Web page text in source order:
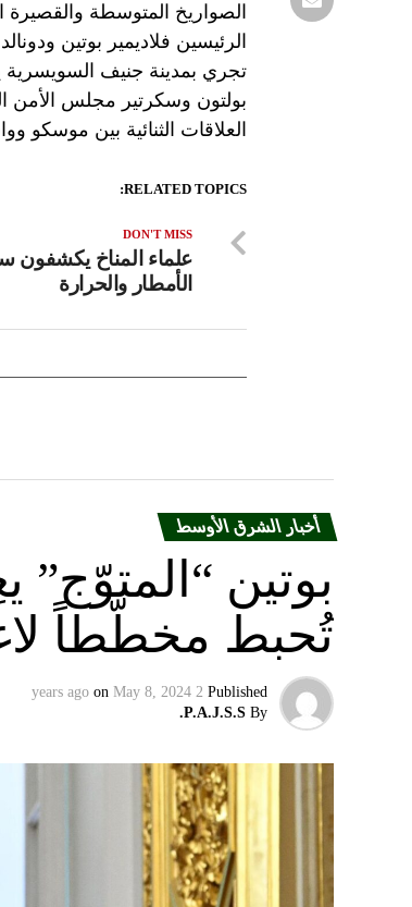
الصواريخ المتوسطة
تجري بمدينة جنيف
بولتون وسكرتير مجلس الأمن
العلاقات الثنائية بين موسكو
RELATED TOPICS:
DON'T MISS
علماء المناخ يكشفون
الأمطار والحرارة
أخبار الشرق الأوسط
بوتين
تُحبط مخطّطاً
Published
2 years ago
on May 8, 2024
By
P.A.J.S.S.